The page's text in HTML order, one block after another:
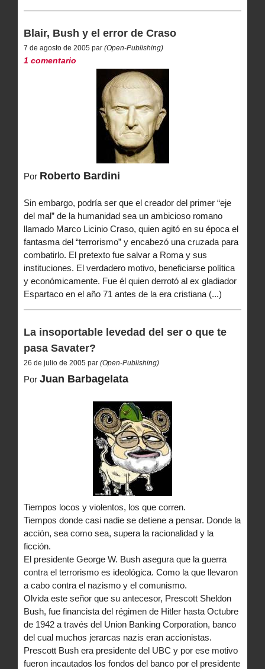
Blair, Bush y el error de Craso
7 de agosto de 2005 par (Open-Publishing)
1 comentario
Por Roberto Bardini
Sin embargo, podría ser que el creador del primer “eje
del mal” de la humanidad sea un ambicioso romano
llamado Marco Licinio Craso, quien agitó en su época el
fantasma del “terrorismo” y encabezó una cruzada para
combatirlo. El pretexto fue salvar a Roma y sus
instituciones. El verdadero motivo, beneficiarse política
y económicamente. Fue él quien derrotó al ex gladiador
Espartaco en el año 71 antes de la era cristiana (...)
La insoportable levedad del ser o que te
pasa Savater?
26 de julio de 2005 par (Open-Publishing)
Por Juan Barbagelata
Tiempos locos y violentos, los que corren.
Tiempos donde casi nadie se detiene a pensar. Donde la
acción, sea como sea, supera la racionalidad y la
ficción.
El presidente George W. Bush asegura que la guerra
contra el terrorismo es ideológica. Como la que llevaron
a cabo contra el nazismo y el comunismo.
Olvida este señor que su antecesor, Prescott Sheldon
Bush, fue financista del régimen de Hitler hasta Octubre
de 1942 a través del Union Banking Corporation, banco
del cual muchos jerarcas nazis eran accionistas.
Prescott Bush era presidente del UBC y por ese motivo
fueron incautados los fondos del banco por el presidente